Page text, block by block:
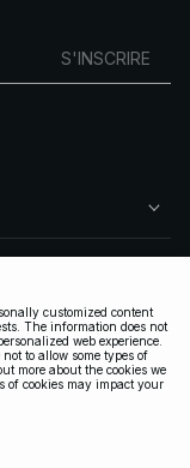
S'INSCRIRE